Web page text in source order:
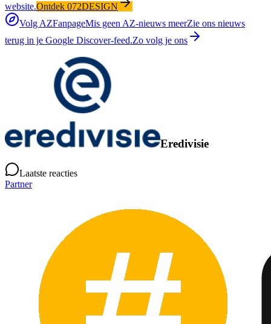
website.Ontdek 072DESIGN
Volg AZFanpageMis geen AZ-nieuws meerZie ons nieuws
terug in je Google Discover-feed.Zo volg je ons
Eredivisie
Laatste reacties
Partner